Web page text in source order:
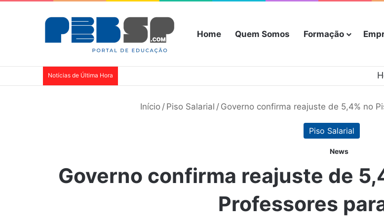
Home Quem Somos Formação
Notícias de Última Hora
Início / Piso Salarial / Governo confirma reajuste de 5,4% no
Piso Salarial
News
Governo confirma reajuste de
Professores